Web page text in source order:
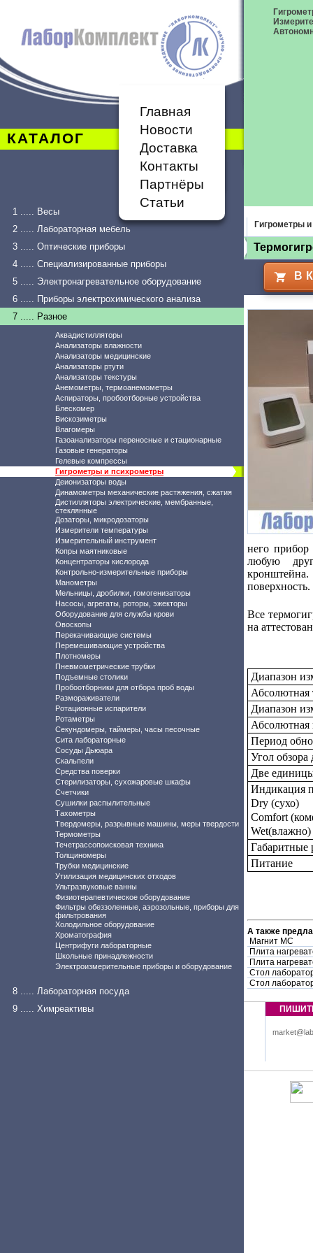
КАТАЛОГ
Главная
Новости
Доставка
Контакты
Партнёры
Статьи
1 ..... Весы
2 ..... Лабораторная мебель
3 ..... Оптические приборы
4 ..... Специализированные приборы
5 ..... Электронагревательное оборудование
6 ..... Приборы электрохимического анализа
7 ..... Разное
Аквадистилляторы
Анализаторы влажности
Анализаторы медицинские
Анализаторы ртути
Анализаторы текстуры
Анемометры, термоанемометры
Аспираторы, пробоотборные устройства
Блескомер
Вискозиметры
Влагомеры
Газоанализаторы переносные и стационарные
Газовые генераторы
Гелевые компрессы
Гигрометры и психрометры
Деионизаторы воды
Динамометры механические растяжения, сжатия
Дистилляторы электрические, мембранные,
стеклянные
Дозаторы, микродозаторы
Измерители температуры
Измерительный инструмент
Копры маятниковые
Концентраторы кислорода
Контрольно-измерительные приборы
Манометры
Мельницы, дробилки, гомогенизаторы
Насосы, агрегаты, роторы, эжекторы
Оборудование для службы крови
Овоскопы
Перекачивающие системы
Перемешивающие устройства
Плотномеры
Пневмометрические трубки
Подъемные столики
Пробоотборники для отбора проб воды
Размораживатели
Ротационные испарители
Ротаметры
Секундомеры, таймеры, часы песочные
Сита лабораторные
Сосуды Дьюара
Скальпели
Средства поверки
Стерилизаторы, сухожаровые шкафы
Счетчики
Сушилки распылительные
Тахометры
Твердомеры, разрывные машины, меры твердости
Термометры
Течетрассопоисковая техника
Толщиномеры
Трубки медицинские
Утилизация медицинских отходов
Ультразвуковые ванны
Физиотерапевтическое оборудование
Фильтры обеззоленные, аэрозольные, приборы для
фильтрования
Холодильное оборудование
Хроматография
Центрифуги лабораторные
Школьные принадлежности
Электроизмерительные приборы и оборудование
8 ..... Лабораторная посуда
9 ..... Химреактивы
Гигрометры
В
него прибор
любую
поверхность.
Все
на
Диапазон
Абсолютная
Диапазон
Абсолютная
Период
Угол обзора
Две
Индикация
Dry (сухо)
Comfort
Wet(влажно)
Габаритные
Питание
А также
Магнит МС
Плита
Плита
Стол
Стол